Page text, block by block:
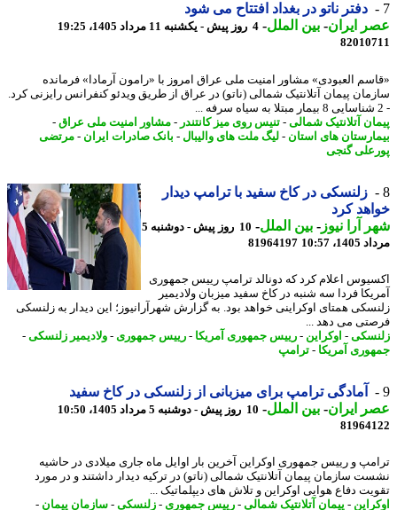
دفتر ناتو در بغداد افتتاح می شود
ایران- بین الملل-4 روز پیش - یکشنبه 11 مرداد 1405، 19:25
العبودی» مشاور امنیت ملی عراق امروز با «رامون آرمادا» فرمانده
پیمان آتلانتیک شمالی (ناتو) در عراق از طریق ویدئو کنفرانس رایزنی کرد.
آتلانتیک شمالی-تنیس روی میز کانتندر-مشاور امنیت ملی عراق-
های استان-لیگ ملت های والیبال-بانک صادرات ایران -
مرتضی
گنجی
زلنسکی در کاخ سفید با ترامپ دیدار
کرد
آرا نیوز-بین الملل-
10 روز پیش - دوشنبه 5
10:57
81964197
اعلام کرد که دونالد ترامپ رییس جمهوری
فردا سه شنبه در کاخ سفید میزبان ولادیمیر
همتای اوکراینی خواهد بود. به گزارش شهرآرانیوز؛ این دیدار به زلنسکی
می دهد ...
-اوکراین- رییس جمهوری آمریکا- رییس جمهوری- ولادیمیر زلنسکی-
آمریکا- ترامپ
آمادگی ترامپ برای میزبانی از زلنسکی در کاخ سفید
ایران- بین الملل-10 روز پیش - دوشنبه 5 مرداد 1405، 10:50
و رییس جمهوری اوکراین آخرین بار اوایل ماه جاری میلادی در حاشیه
سازمان پیمان آتلانتیک شمالی (ناتو) در ترکیه دیدار داشتند و در مورد
دفاع هوایی اوکراین و تلاش های دیپلماتیک ...
- پیمان آتلانتیک شمالی-رییس جمهوری- زلنسکی-سازمان پیمان-